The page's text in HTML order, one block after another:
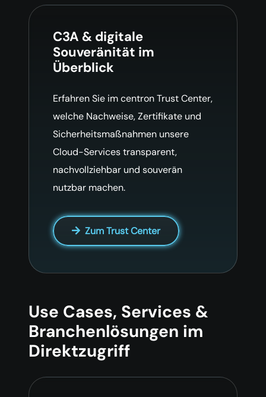
C3A & digitale
Souveränität im
Überblick
Erfahren Sie im centron Trust Center,
welche Nachweise, Zertifikate und
Sicherheitsmaßnahmen unsere
Cloud-Services transparent,
nachvollziehbar und souverän
nutzbar machen.
Zum Trust Center
Use Cases, Services &
Branchenlösungen im
Direktzugriff